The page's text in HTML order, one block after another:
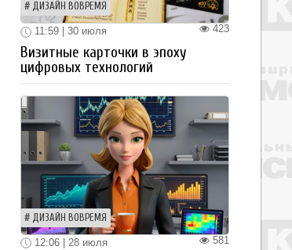
ДИЗАЙН ВОВРЕМЯ
423
11:59 | 30 июля
Визитные карточки в эпоху
цифровых технологий
ДИЗАЙН ВОВРЕМЯ
581
12:06 | 28 июля